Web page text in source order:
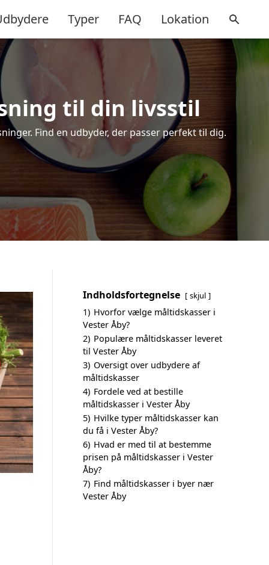
Typer FAQ Lokation
til din livsstil
Find en udbyder, der passer perfekt til dig.
Indholdsfortegnelse skjul
1) Hvorfor vælge måltidskasser i
Vester Åby?
2) Populære måltidskasser leveret
til Vester Åby
3) Oversigt over udbydere af
måltidskasser
4) Fordele ved at bestille
måltidskasser i Vester Åby
5) Hvilke typer måltidskasser kan
du få i Vester Åby?
6) Hvad er med til at bestemme
prisen på måltidskasser i Vester
Åby?
7) Find måltidskasser i byer nær
Vester Åby